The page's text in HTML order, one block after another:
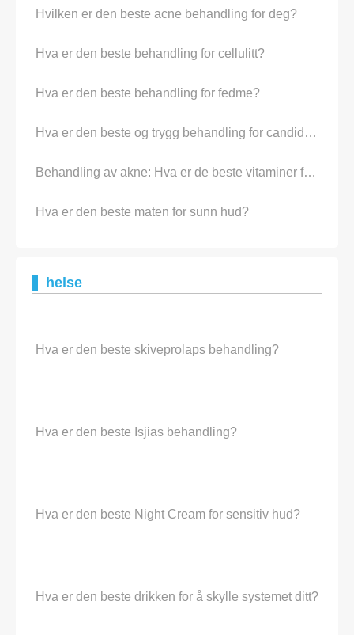
Hvilken er den beste acne behandling for deg?
Hva er den beste behandling for cellulitt?
Hva er den beste behandling for fedme?
Hva er den beste og trygg behandling for candida albicans
Behandling av akne: Hva er de beste vitaminer for Acne
Hva er den beste maten for sunn hud?
helse
Hva er den beste skiveprolaps behandling?
Hva er den beste Isjias behandling?
Hva er den beste Night Cream for sensitiv hud?
Hva er den beste drikken for å skylle systemet ditt?